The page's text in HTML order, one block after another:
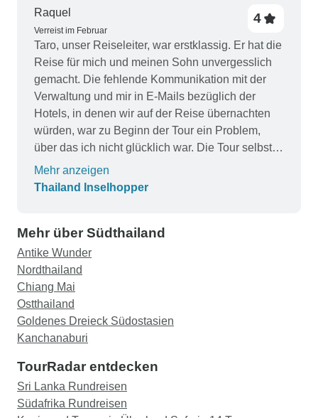
unglaubliche Erlebnis ermöglicht hat. Ein riesiges
Lob geht auch an unsere lokale Reiseleiterin
Tanya, die ebenfalls einfach großartig ist. Das
wird wahrscheinlich nicht meine letzte „Intro“-
Reise gewesen sein ;)
Raquel
Verreist im Februar
4
Taro, unser Reiseleiter, war erstklassig. Er hat die
Reise für mich und meinen Sohn unvergesslich
gemacht. Die fehlende Kommunikation mit der
Verwaltung und mir in E-Mails bezüglich der
Hotels, in denen wir auf der Reise übernachten
würden, war zu Beginn der Tour ein Problem,
über das ich nicht glücklich war. Die Tour selbst
war großartig. Eine einmalige Reise für uns
Mehr anzeigen
Thailand Inselhopper
Mehr über Südthailand
Antike Wunder
Nordthailand
Chiang Mai
Ostthailand
Goldenes Dreieck Südostasien
Kanchanaburi
TourRadar entdecken
Sri Lanka Rundreisen
Südafrika Rundreisen